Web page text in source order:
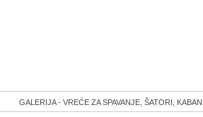
GALERIJA - VREĆE ZA SPAVANJE, ŠATORI,